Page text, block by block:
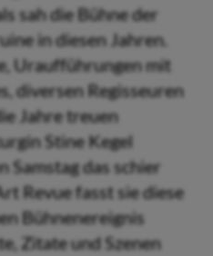
sah die Bühne der
in diesen Jahren.
Uraufführungen mit
diversen Regisseuren
Jahre treuen
Stine Kegel
Samstag das schier
Revue fasst sie diese
Bühnenereignis
Zitate und Szenen